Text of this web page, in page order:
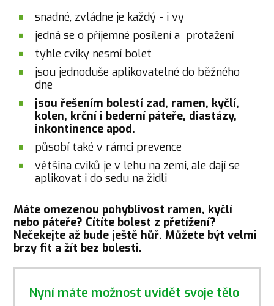
snadné, zvládne je každý - i vy
jedná se o příjemné posílení a protažení
tyhle cviky nesmí bolet
jsou jednoduše aplikovatelné do běžného
dne
jsou řešením bolestí zad, ramen, kyčlí,
kolen, krční i bederní páteře, diastázy,
inkontinence apod.
působí také v rámci prevence
většina cviků je v lehu na zemi, ale dají se
aplikovat i do sedu na židli
Máte omezenou pohyblivost ramen, kyčlí
nebo páteře? Cítíte bolest z přetížení?
Nečekejte až bude ještě hůř. Můžete být velmi
brzy fit a žít bez bolesti.
Nyní máte možnost uvidět svoje tělo